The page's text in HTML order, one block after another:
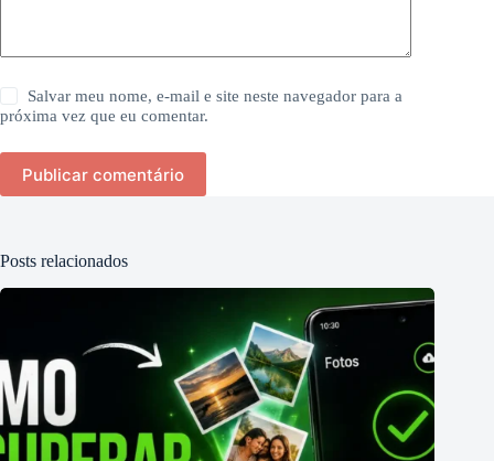
Salvar meu nome, e-mail e site neste navegador para a
próxima vez que eu comentar.
Publicar comentário
Posts relacionados